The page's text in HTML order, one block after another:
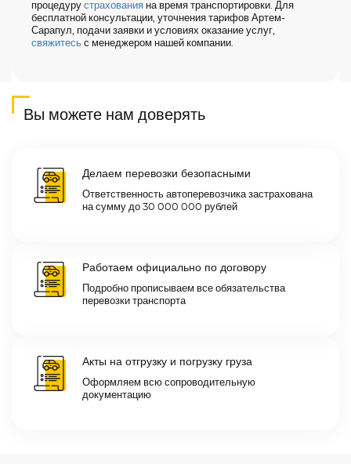
процедуру страхования на время транспортировки. Для
бесплатной консультации, уточнения тарифов Артем-
Сарапул, подачи заявки и условиях оказание услуг,
свяжитесь с менеджером нашей компании.
Вы можете нам доверять
Делаем перевозки безопасными
Ответственность автоперевозчика застрахована
на сумму до 30 000 000 рублей
Работаем официально по договору
Подробно прописываем все обязательства
перевозки транспорта
Акты на отгрузку и погрузку груза
Оформляем всю сопроводительную
документацию